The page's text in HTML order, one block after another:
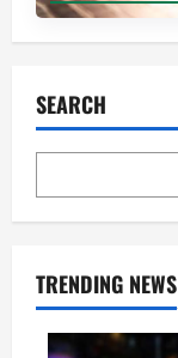
SEARCH
TRENDING NEWS